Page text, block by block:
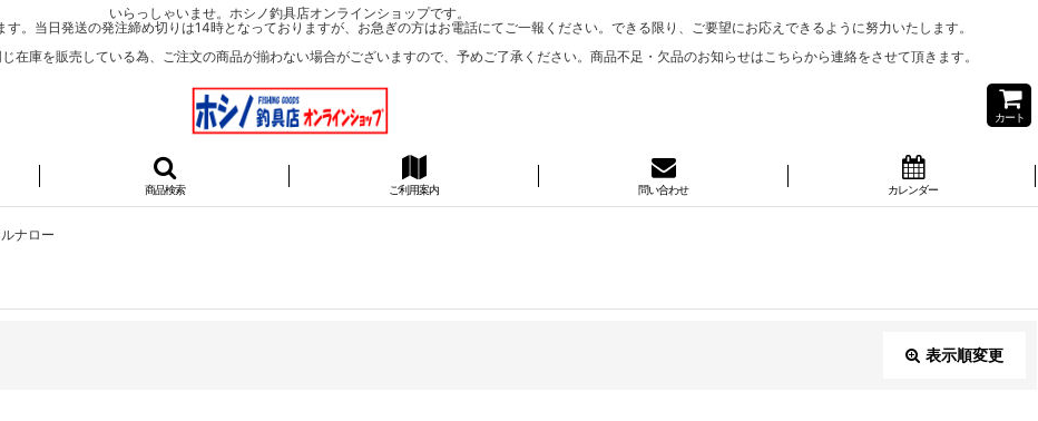
いらっしゃいませ。ホシノ釣具店オンラインショップです。
。当日発送の発注締め切りは14時となっておりますが、お急ぎの方はお電話にてご一報ください。できる限り、ご要望にお応えできるように努力いたします。
在庫を販売している為、ご注文の商品が揃わない場合がございますので、予めご了承ください。商品不足・欠品のお知らせはこちらから連絡をさせて頂きます。
カート
商品検索 ご利用案内 問い合わせ カレンダー
ナロー
表示順変更